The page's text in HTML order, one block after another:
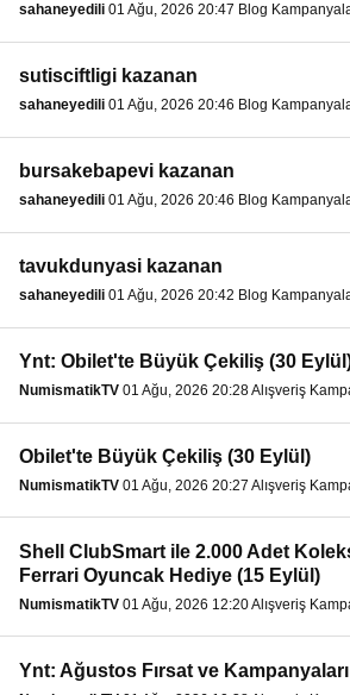
sahaneyedili 01 Ağu, 2026 20:47 Blog
sutisciftligi kazanan
sahaneyedili 01 Ağu, 2026 20:46 Blog
bursakebapevi kazanan
sahaneyedili 01 Ağu, 2026 20:46 Blog
tavukdunyasi kazanan
sahaneyedili 01 Ağu, 2026 20:42 Blog
Ynt: Obilet'te Büyük Çekiliş (30
NumismatikTV 01 Ağu, 2026 20:28 Alışveriş
Obilet'te Büyük Çekiliş (30 Eylül)
NumismatikTV 01 Ağu, 2026 20:27 Alışveriş
Shell ClubSmart ile 2.000 Adet
Ferrari Oyuncak Hediye (15 Eylül)
NumismatikTV 01 Ağu, 2026 12:20 Alışveriş
Ynt: Ağustos Fırsat ve Kampanyaları